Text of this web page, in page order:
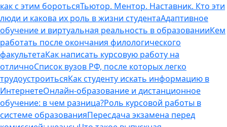
как с этим боротьсяТьютор. Ментор. Наставник. Кто эти
люди и какова их роль в жизни студентаАдаптивное
обучение и виртуальная реальность в образованииКем
работать после окончания филологического
факультетаКак написать курсовую работу на
отличноСписок вузов РФ, после которых легко
трудоустроитьсяКак студенту искать информацию в
ИнтернетеОнлайн-образование и дистанционное
обучение: в чем разница?Роль курсовой работы в
системе образованияПересдача экзамена перед